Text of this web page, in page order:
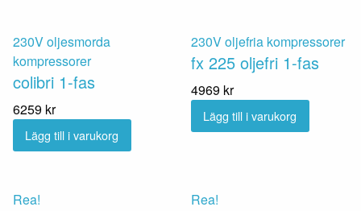
230V oljesmorda
kompressorer
colibri 1-fas
6259 kr
Lägg till i varukorg
230V oljefria kompressorer
fx 225 oljefri 1-fas
4969 kr
Lägg till i varukorg
Rea! Rea!